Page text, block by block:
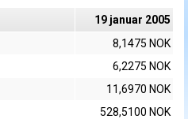
19 januar 2005
8,1475 NOK
6,2275 NOK
11,6970 NOK
528,5100 NOK